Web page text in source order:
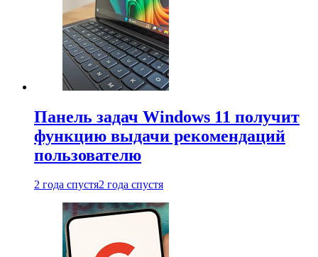
Панель задач Windows 11 получит
функцию выдачи рекомендаций
пользователю
2 года спустя2 года спустя